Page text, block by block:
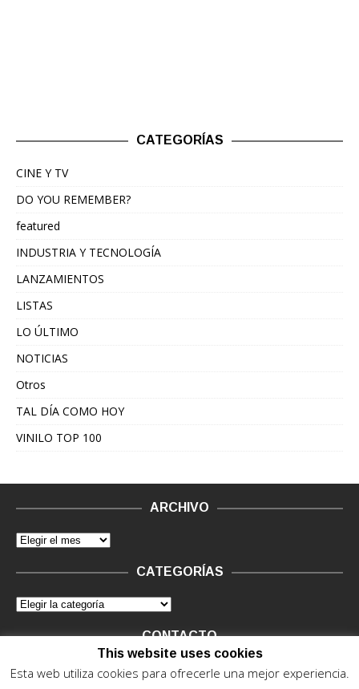
CATEGORÍAS
CINE Y TV
DO YOU REMEMBER?
featured
INDUSTRIA Y TECNOLOGÍA
LANZAMIENTOS
LISTAS
LO ÚLTIMO
NOTICIAS
Otros
TAL DÍA COMO HOY
VINILO TOP 100
ARCHIVO
CATEGORÍAS
CONTACTO
Vinilo Negro.
Consultas de anunciantes y Legal, en vinilo at
This website uses cookies
Esta web utiliza cookies para ofrecerle una mejor experiencia.